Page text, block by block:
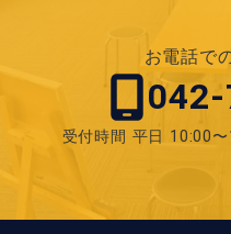
お電話で
受付時間 平日 10:00